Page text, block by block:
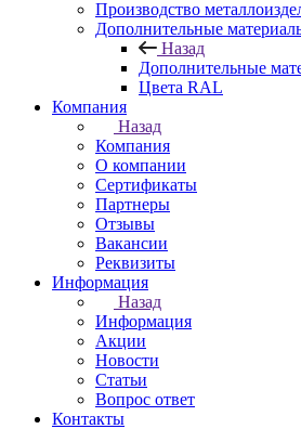
Производство
Дополнительные
Назад
Дополнительные
Цвета RAL
Компания
Назад
Компания
О компании
Сертификаты
Партнеры
Отзывы
Вакансии
Реквизиты
Информация
Назад
Информация
Акции
Новости
Статьи
Вопрос ответ
Контакты